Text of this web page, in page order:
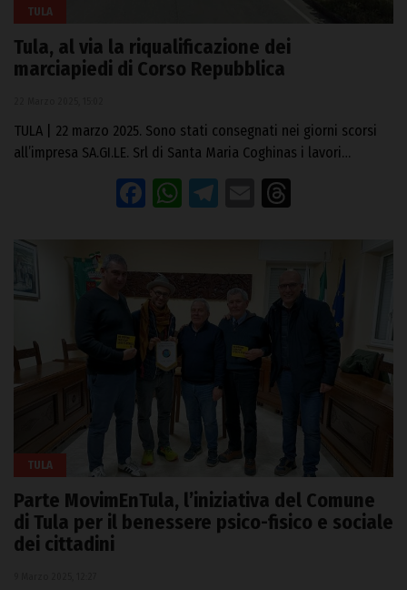
TULA
Tula, al via la riqualificazione dei
marciapiedi di Corso Repubblica
TULA | 22 marzo 2025. Sono stati consegnati nei giorni scorsi
all’impresa SA.GI.LE. Srl di Santa Maria Coghinas i lavori…
Facebook
WhatsApp
Telegram
Email
TULA
Parte MovimEnTula, l’iniziativa del Comune
di Tula per il benessere psico-fisico e sociale
dei cittadini